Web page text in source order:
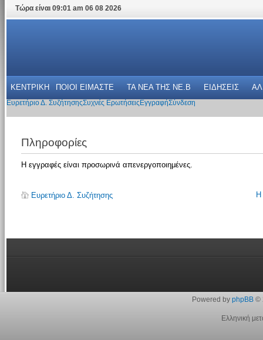
Τώρα είναι 09:01 am 06 08 2026
ΚΕΝΤΡΙΚΗ ΠΟΙΟΙ ΕΙΜΑΣΤΕ ΤΑ ΝΕΑ THΣ NE.B ΕΙΔΗΣΕΙΣ
Ευρετήριο Δ. ΣυζήτησηςΣυχνές Ερωτήσεις ΕγγραφήΣύνδεση
Πληροφορίες
Η εγγραφές είναι προσωρινά απενεργοποιημένες.
Ευρετήριο Δ. Συζήτησης Η
Powered by phpBB©
Ελληνική